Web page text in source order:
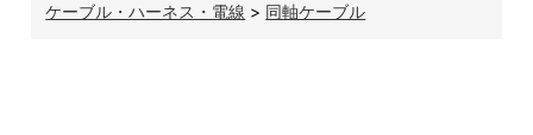
ケーブル・ハーネス・電線 > 同軸ケーブル